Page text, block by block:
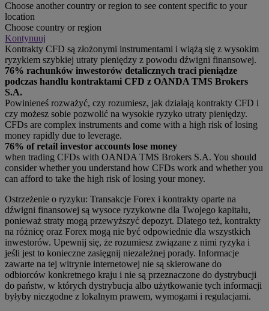
Choose another country or region to see content specific to your
location
Choose country or region
Kontynuuj
Kontrakty CFD są złożonymi instrumentami i wiążą się z wysokim
ryzykiem szybkiej utraty pieniędzy z powodu dźwigni finansowej.
76% rachunków inwestorów detalicznych traci pieniądze
podczas handlu kontraktami CFD z OANDA TMS Brokers
S.A.
Powinieneś rozważyć, czy rozumiesz, jak działają kontrakty CFD i
czy możesz sobie pozwolić na wysokie ryzyko utraty pieniędzy.
CFDs are complex instruments and come with a high risk of losing
money rapidly due to leverage.
76% of retail investor accounts lose money
when trading CFDs with OANDA TMS Brokers S.A. You should
consider whether you understand how CFDs work and whether you
can afford to take the high risk of losing your money.
Ostrzeżenie o ryzyku: Transakcje Forex i kontrakty oparte na
dźwigni finansowej są wysoce ryzykowne dla Twojego kapitału,
ponieważ straty mogą przewyższyć depozyt. Dlatego też, kontrakty
na różnicę oraz Forex mogą nie być odpowiednie dla wszystkich
inwestorów. Upewnij się, że rozumiesz związane z nimi ryzyka i
jeśli jest to konieczne zasięgnij niezależnej porady. Informacje
zawarte na tej witrynie internetowej nie są skierowane do
odbiorców konkretnego kraju i nie są przeznaczone do dystrybucji
do państw, w których dystrybucja albo użytkowanie tych informacji
byłyby niezgodne z lokalnym prawem, wymogami i regulacjami.